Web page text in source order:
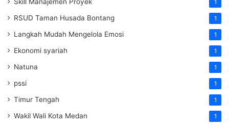
Skill Manajemen Proyek 1
RSUD Taman Husada Bontang 1
Langkah Mudah Mengelola Emosi 1
Ekonomi syariah 1
Natuna 1
pssi 1
Timur Tengah 1
Wakil Wali Kota Medan 1